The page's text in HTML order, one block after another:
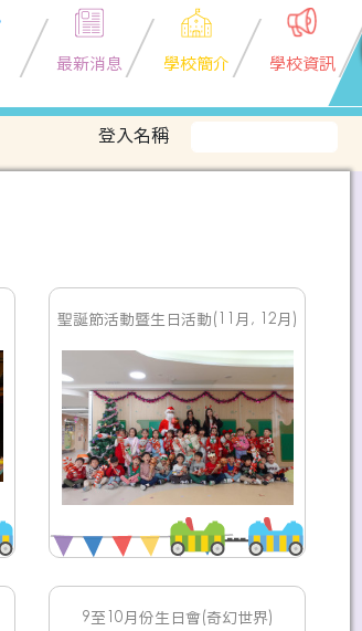
最新消息 學校簡介 學校資訊
登入名稱
聖誕節活動暨生日活動(11月, 12月)
9至10月份生日會(奇幻世界)